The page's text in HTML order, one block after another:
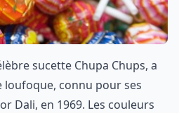
sucette Chupa Chups, a
loufoque, connu pour ses
Dali, en 1969. Les couleurs